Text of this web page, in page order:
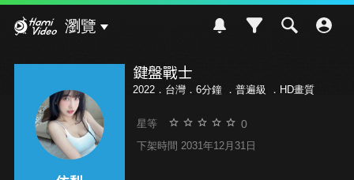
瀏覽
鍵盤戰士
2022．台灣．6分鐘 ． 普遍級 ．HD畫質
星等 0
下架時間 2031年12月31日